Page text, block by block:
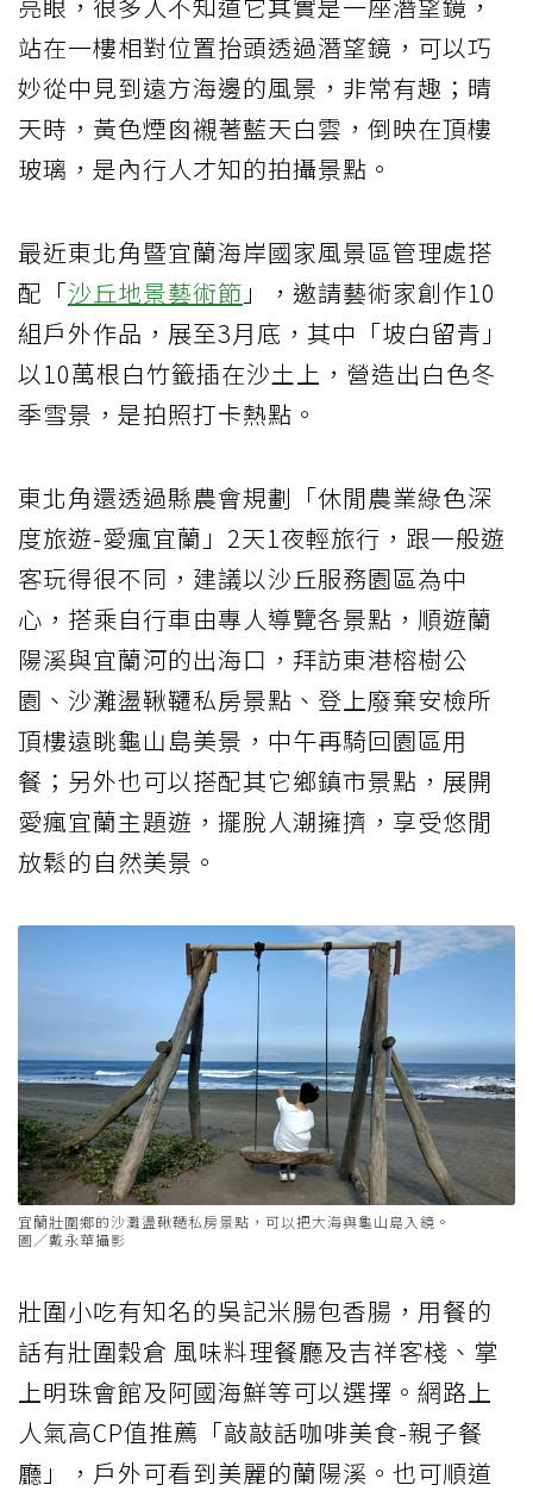
站在一樓相對位置抬頭透過潛望鏡，可以巧
妙從中見到遠方海邊的風景，非常有趣；晴
天時，黃色煙囪襯著藍天白雲，倒映在頂樓
玻璃，是內行人才知的拍攝景點。
最近東北角暨宜蘭海岸國家風景區管理處搭
配「沙丘地景藝術節 」，邀請藝術家創作10
組戶外作品，展至3月底，其中「坡白留青」
以10萬根白竹籤插在沙土上，營造出白色冬
季雪景，是拍照打卡熱點。
東北角還透過縣農會規劃「休閒農業綠色深
度旅遊-愛瘋宜蘭」2天1夜輕旅行，跟一般遊
客玩得很不同，建議以沙丘服務園區為中
心，搭乘自行車由專人導覽各景點，順遊蘭
陽溪與宜蘭河的出海口，拜訪東港榕樹公
園、沙灘盪鞦韆私房景點、登上廢棄安檢所
頂樓遠眺龜山島美景，中午再騎回園區用
餐；另外也可以搭配其它鄉鎮市景點，展開
愛瘋宜蘭主題遊，擺脫人潮擁擠，享受悠閒
放鬆的自然美景。
宜蘭壯圍鄉的沙灘盪鞦韆私房景點，可以把大海與龜山島入鏡。
圖／戴永華攝影
壯圍小吃有知名的吳記米腸包香腸，用餐的
話有壯圍穀倉 風味料理餐廳及吉祥客棧、掌
上明珠會館及阿國海鮮等可以選擇。網路上
人氣高CP值推薦「敲敲話咖啡美食-親子餐
廳」，戶外可看到美麗的蘭陽溪。也可順道